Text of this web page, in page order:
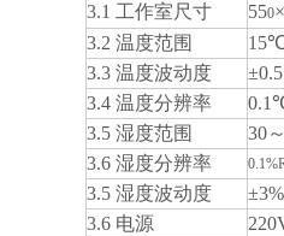
3.1 工作室尺寸
550
3.2 温度范围
3.3 温度波动度
3.4 温度分辨率
3.5 湿度范围
30
3.6 湿度分辨率
3.5 湿度波动度
3.6 电源